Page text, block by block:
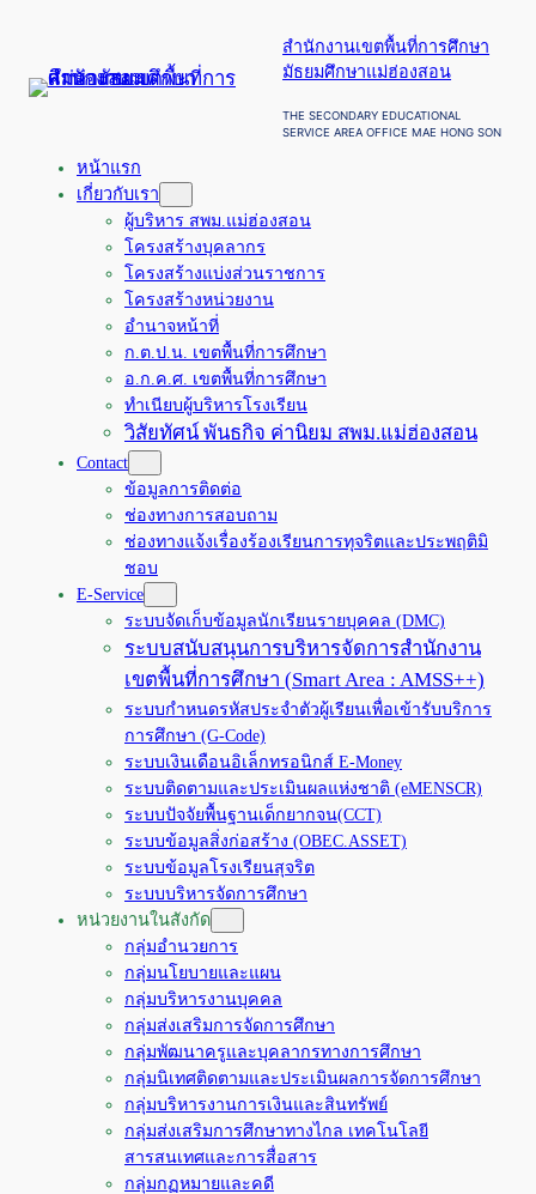
สำนักงานเขตพื้นที่การศึกษา
มัธยมศึกษาแม่ฮ่องสอน
THE SECONDARY EDUCATIONAL
SERVICE AREA OFFICE MAE HONG SON
หน้าแรก
เกี่ยวกับเรา
ผู้บริหาร สพม.แม่ฮ่องสอน
โครงสร้างบุคลากร
โครงสร้างแบ่งส่วนราชการ
โครงสร้างหน่วยงาน
อำนาจหน้าที่
ก.ต.ป.น. เขตพื้นที่การศึกษา
อ.ก.ค.ศ. เขตพื้นที่การศึกษา
ทำเนียบผู้บริหารโรงเรียน
วิสัยทัศน์ พันธกิจ ค่านิยม สพม.แม่ฮ่องสอน
Contact
ข้อมูลการติดต่อ
ช่องทางการสอบถาม
ช่องทางแจ้งเรื่องร้องเรียนการทุจริตและประพฤติมิ
ชอบ
E-Service
ระบบจัดเก็บข้อมูลนักเรียนรายบุคคล (DMC)
ระบบสนับสนุนการบริหารจัดการสำนักงาน
เขตพื้นที่การศึกษา (Smart Area : AMSS++)
ระบบกำหนดรหัสประจำตัวผู้เรียนเพื่อเข้ารับบริการ
การศึกษา (G-Code)
ระบบเงินเดือนอิเล็กทรอนิกส์ E-Money
ระบบติดตามและประเมินผลแห่งชาติ (eMENSCR)
ระบบปัจจัยพื้นฐานเด็กยากจน(CCT)
ระบบข้อมูลสิ่งก่อสร้าง (OBEC.ASSET)
ระบบข้อมูลโรงเรียนสุจริต
ระบบบริหารจัดการศึกษา
หน่วยงานในสังกัด
กลุ่มอำนวยการ
กลุ่มนโยบายและแผน
กลุ่มบริหารงานบุคคล
กลุ่มส่งเสริมการจัดการศึกษา
กลุ่มพัฒนาครูและบุคลากรทางการศึกษา
กลุ่มนิเทศติดตามและประเมินผลการจัดการศึกษา
กลุ่มบริหารงานการเงินและสินทรัพย์
กลุ่มส่งเสริมการศึกษาทางไกล เทคโนโลยี
สารสนเทศและการสื่อสาร
กลุ่มกฏหมายและคดี